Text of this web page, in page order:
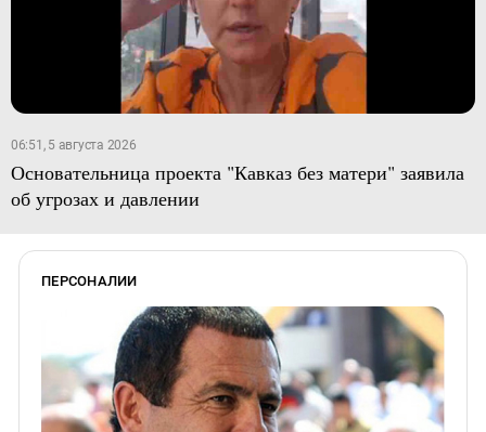
06:51, 5 августа 2026
Основательница проекта "Кавказ без матери" заявила
об угрозах и давлении
ПЕРСОНАЛИИ